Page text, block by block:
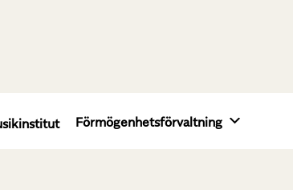
Förmögenhetsförvaltning